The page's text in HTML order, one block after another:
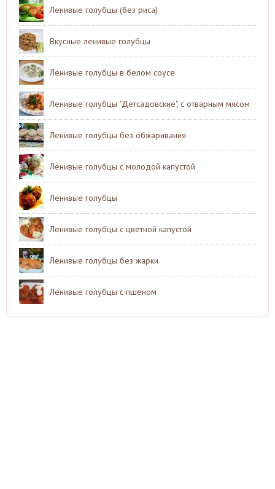
Ленивые голубцы (без риса)
Вкусные ленивые голубцы
Ленивые голубцы в белом соусе
Ленивые голубцы "Детсадовские", с отварным мясом
Ленивые голубцы без обжаривания
Ленивые голубцы с молодой капустой
Ленивые голубцы
Ленивые голубцы с цветной капустой
Ленивые голубцы без жарки
Ленивые голубцы с пшеном